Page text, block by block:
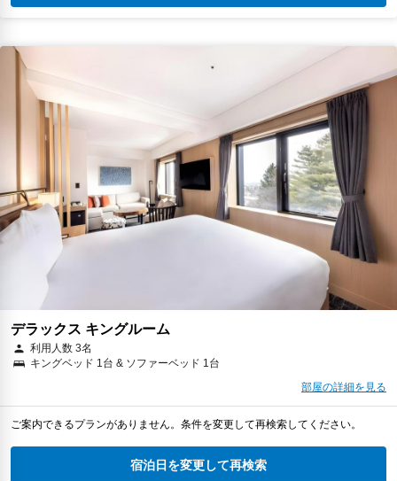
デラックス キングルーム
利用人数 3名
キングベッド 1台 & ソファーベッド 1台
部屋の詳細を見る
ご案内できるプランがありません。条件を変更して再検索してください。
宿泊日を変更して再検索